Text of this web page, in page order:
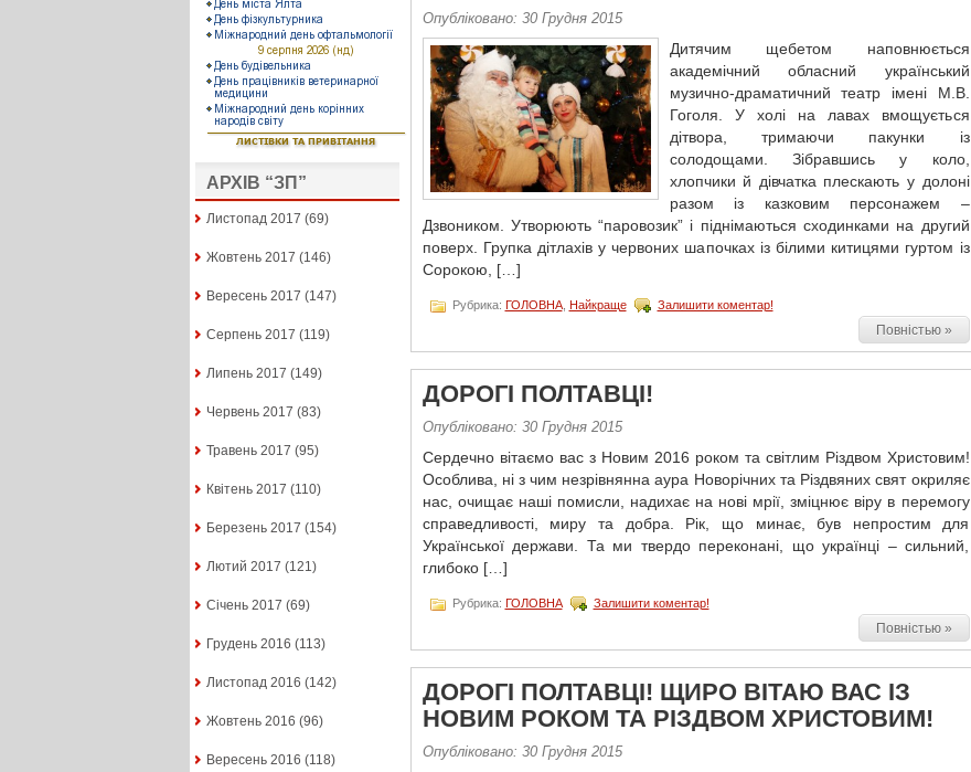
АРХІВ “ЗП”
Листопад 2017 (69)
Жовтень 2017 (146)
Вересень 2017 (147)
Серпень 2017 (119)
Липень 2017 (149)
Червень 2017 (83)
Травень 2017 (95)
Квітень 2017 (110)
Березень 2017 (154)
Лютий 2017 (121)
Січень 2017 (69)
Грудень 2016 (113)
Листопад 2016 (142)
Жовтень 2016 (96)
Вересень 2016 (118)
Опубліковано: 30 Грудня 2015
Дитячим щебетом наповнюється
академічний обласний український
музично-драматичний театр імені М.В.
Гоголя. У холі на лавах вмощується
дітвора, тримаючи пакунки із
солодощами. Зібравшись у коло,
хлопчики й дівчатка плескають у долоні
разом із казковим персонажем –
Дзвоником. Утворюють “паровозик” і піднімаються сходинками на другий
поверх. Групка дітлахів у червоних шапочках із білими китицями гуртом із
Сорокою, […]
Рубрика: ГОЛОВНА, Найкраще Залишити коментар!
Повністью »
ДОРОГІ ПОЛТАВЦІ!
Опубліковано: 30 Грудня 2015
Сердечно вітаємо вас з Новим 2016 роком та світлим Різдвом Христовим!
Особлива, ні з чим незрівнянна аура Новорічних та Різдвяних свят окриляє
нас, очищає наші помисли, надихає на нові мрії, зміцнює віру в перемогу
справедливості, миру та добра. Рік, що минає, був непростим для
Української держави. Та ми твердо переконані, що українці – сильний,
глибоко […]
Рубрика: ГОЛОВНА Залишити коментар!
Повністью »
ДОРОГІ ПОЛТАВЦІ! ЩИРО ВІТАЮ ВАС ІЗ
НОВИМ РОКОМ ТА РІЗДВОМ ХРИСТОВИМ!
Опубліковано: 30 Грудня 2015